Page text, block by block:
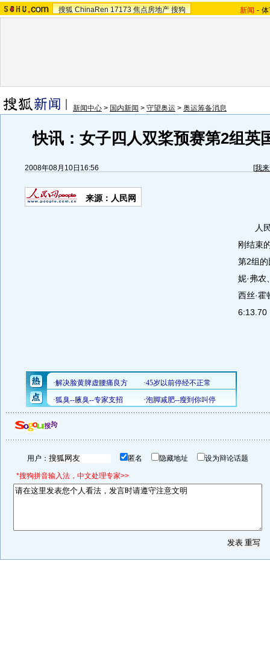
搜狐 ChinaRen 17173 焦点房地产 搜狗 新闻 -
新闻中心 > 国内新闻 > 守望奥运 > 奥运筹备消息
快讯：女子四人双桨预赛第2组英
2008年08月10日16:56 [我
来源：人民网
人民
刚结束
第2组
妮·弗农
西丝·霍
6:13.70
用户： 匿名 隐藏地址 设为辩论话题
*搜狗拼音输入法，中文处理专家>>